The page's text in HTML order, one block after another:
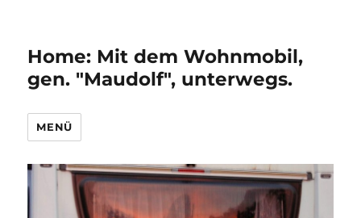
Home: Mit dem Wohnmobil,
gen. "Maudolf", unterwegs.
MENÜ